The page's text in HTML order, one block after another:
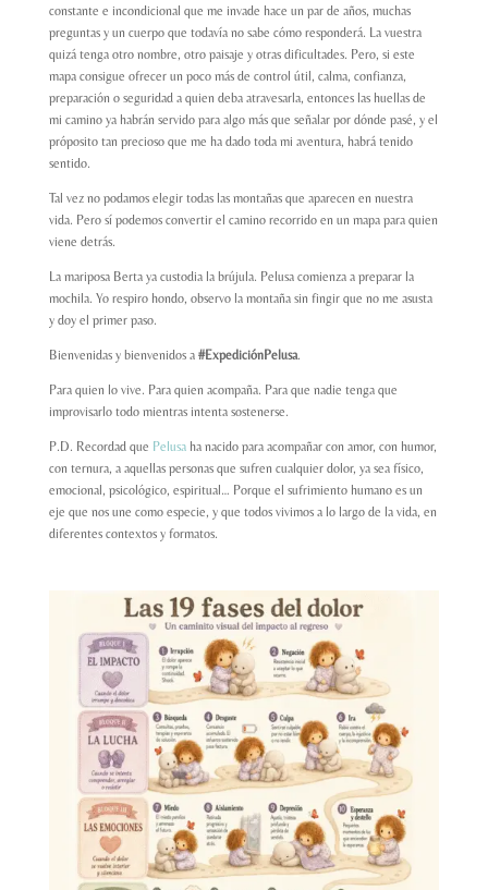
constante e incondicional que me invade hace un par de años, muchas
preguntas y un cuerpo que todavía no sabe cómo responderá. La vuestra
quizá tenga otro nombre, otro paisaje y otras dificultades. Pero, si este
mapa consigue ofrecer un poco más de control útil, calma, confianza,
preparación o seguridad a quien deba atravesarla, entonces las huellas de
mi camino ya habrán servido para algo más que señalar por dónde pasé, y el
próposito tan precioso que me ha dado toda mi aventura, habrá tenido
sentido.
Tal vez no podamos elegir todas las montañas que aparecen en nuestra
vida. Pero sí podemos convertir el camino recorrido en un mapa para quien
viene detrás.
La mariposa Berta ya custodia la brújula. Pelusa comienza a preparar la
mochila. Yo respiro hondo, observo la montaña sin fingir que no me asusta
y doy el primer paso.
Bienvenidas y bienvenidos a #ExpediciónPelusa.
Para quien lo vive. Para quien acompaña. Para que nadie tenga que
improvisarlo todo mientras intenta sostenerse.
P.D. Recordad que Pelusaha nacido para acompañar con amor, con humor,
con ternura, a aquellas personas que sufren cualquier dolor, ya sea físico,
emocional, psicológico, espiritual… Porque el sufrimiento humano es un
eje que nos une como especie, y que todos vivimos a lo largo de la vida, en
diferentes contextos y formatos.